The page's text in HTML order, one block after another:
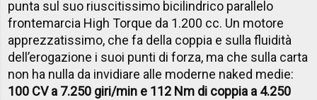
punta sul suo riuscitissimo bicilindrico parallelo
frontemarcia High Torque da 1.200 cc. Un motore
apprezzatissimo, che fa della coppia e sulla fluidità
dell’erogazione i suoi punti di forza, ma che sulla carta
non ha nulla da invidiare alle moderne naked medie:
100 CV a 7.250 giri/min e 112 Nm di coppia a 4.250